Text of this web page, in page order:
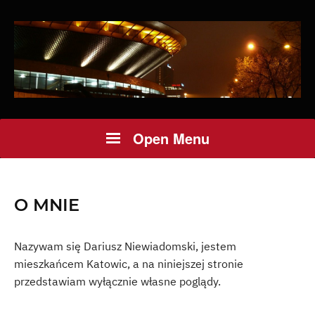
Open Menu
O MNIE
Nazywam się Dariusz Niewiadomski, jestem
mieszkańcem Katowic, a na niniejszej stronie
przedstawiam wyłącznie własne poglądy.